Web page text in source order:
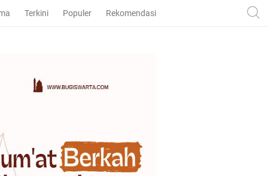
Terkini Populer Rekomendasi